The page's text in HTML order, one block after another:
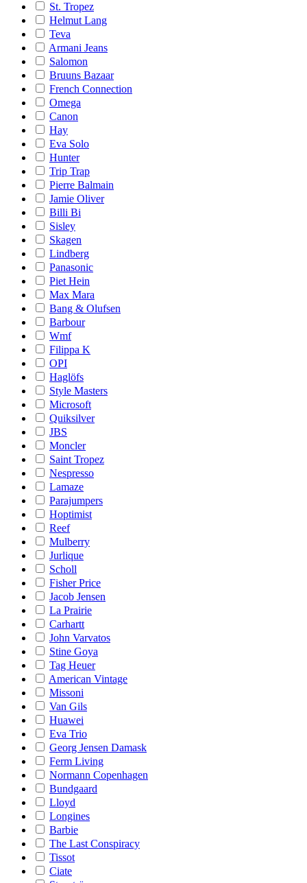
St. Tropez
Helmut Lang
Teva
Armani Jeans
Salomon
Bruuns Bazaar
French Connection
Omega
Canon
Hay
Eva Solo
Hunter
Trip Trap
Pierre Balmain
Jamie Oliver
Billi Bi
Sisley
Skagen
Lindberg
Panasonic
Piet Hein
Max Mara
Bang & Olufsen
Barbour
Wmf
Filippa K
OPI
Haglöfs
Style Masters
Microsoft
Quiksilver
JBS
Moncler
Saint Tropez
Nespresso
Lamaze
Parajumpers
Hoptimist
Reef
Mulberry
Jurlique
Scholl
Fisher Price
Jacob Jensen
La Prairie
Carhartt
John Varvatos
Stine Goya
Tag Heuer
American Vintage
Missoni
Van Gils
Huawei
Eva Trio
Georg Jensen Damask
Ferm Living
Normann Copenhagen
Bundgaard
Lloyd
Longines
Barbie
The Last Conspiracy
Tissot
Ciate